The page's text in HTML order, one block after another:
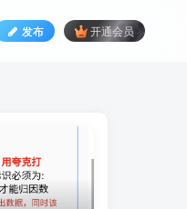
发布 开通会员